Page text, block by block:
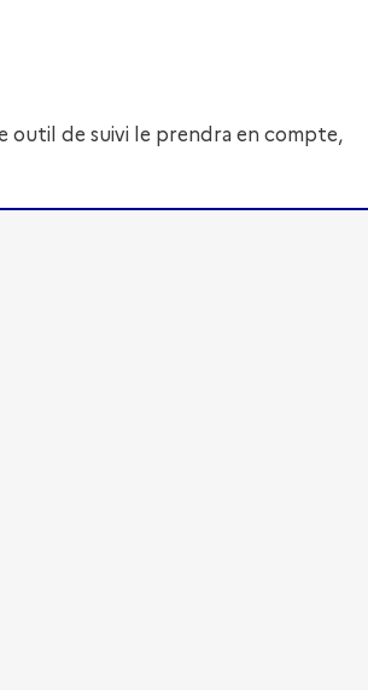
outil de suivi le prendra en compte,